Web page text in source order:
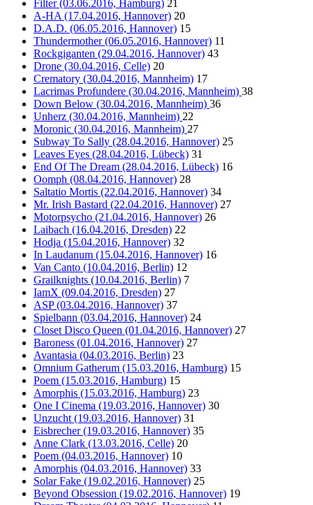
Filter (03.06.2016, Hamburg) 21
A-HA (17.04.2016, Hannover) 20
D.A.D. (06.05.2016, Hannover) 15
Thundermother (06.05.2016, Hannover) 11
Rockgiganten (29.04.2016, Hannover) 43
Drone (30.04.2016, Celle) 20
Crematory (30.04.2016, Mannheim) 17
Lacrimas Profundere (30.04.2016, Mannheim) 38
Down Below (30.04.2016, Mannheim) 36
Unherz (30.04.2016, Mannheim) 22
Moronic (30.04.2016, Mannheim) 27
Subway To Sally (28.04.2016, Hannover) 25
Leaves Eyes (28.04.2016, Lübeck) 31
End Of The Dream (28.04.2016, Lübeck) 16
Oomph (08.04.2016, Hannover) 28
Saltatio Mortis (22.04.2016, Hannover) 34
Mr. Irish Bastard (22.04.2016, Hannover) 27
Motorpsycho (21.04.2016, Hannover) 26
Laibach (16.04.2016, Dresden) 22
Hodja (15.04.2016, Hannover) 32
In Laudanum (15.04.2016, Hannover) 16
Van Canto (10.04.2016, Berlin) 12
Grailknights (10.04.2016, Berlin) 7
IamX (09.04.2016, Dresden) 27
ASP (03.04.2016, Hannover) 37
Spielbann (03.04.2016, Hannover) 24
Closet Disco Queen (01.04.2016, Hannover) 27
Baroness (01.04.2016, Hannover) 27
Avantasia (04.03.2016, Berlin) 23
Omnium Gatherum (15.03.2016, Hamburg) 15
Poem (15.03.2016, Hamburg) 15
Amorphis (15.03.2016, Hamburg) 23
One I Cinema (19.03.2016, Hannover) 30
Unzucht (19.03.2016, Hannover) 31
Eisbrecher (19.03.2016, Hannover) 35
Anne Clark (13.03.2016, Celle) 20
Poem (04.03.2016, Hannover) 10
Amorphis (04.03.2016, Hannover) 33
Solar Fake (19.02.2016, Hannover) 25
Beyond Obsession (19.02.2016, Hannover) 19